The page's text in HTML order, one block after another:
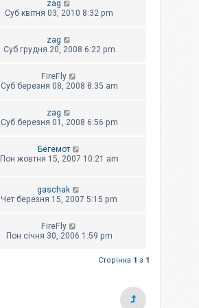
zag
Суб квітня 03, 2010 8:32 pm
zag
Суб грудня 20, 2008 6:22 pm
FireFly
Суб березня 08, 2008 8:35 am
zag
Суб березня 01, 2008 6:56 pm
Бегемот
Пон жовтня 15, 2007 10:21 am
gaschak
Чет березня 15, 2007 5:15 pm
FireFly
Пон січня 30, 2006 1:59 pm
Сторінка 1 з 1